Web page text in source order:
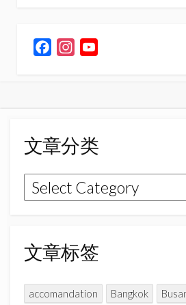
o
o
k
r
a
m
C
h
n
文章分类
文
章
类
文章标签
accomandation Bangkok